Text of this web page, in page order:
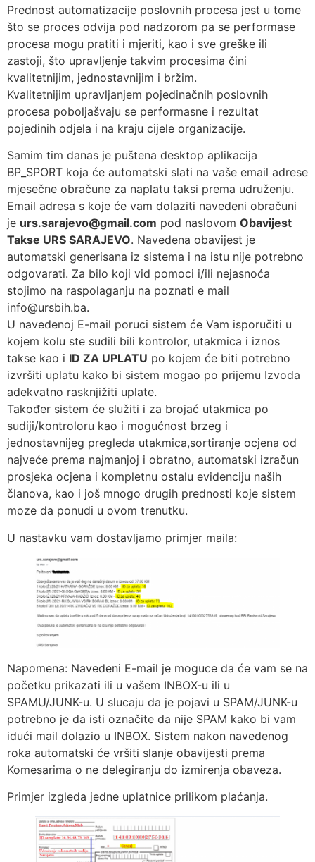
Prednost automatizacije poslovnih procesa jest u tome
što se proces odvija pod nadzorom pa se performase
procesa mogu pratiti i mjeriti, kao i sve greške ili
zastoji, što upravljenje takvim procesima čini
kvalitetnijim, jednostavnijim i bržim.
Kvalitetnijim upravljanjem pojedinačnih poslovnih
procesa poboljašvaju se performasne i rezultat
pojedinih odjela i na kraju cijele organizacije.
Samim tim danas je puštena desktop aplikacija
BP_SPORT koja će automatski slati na vaše email adrese
mjesečne obračune za naplatu taksi prema udruženju.
Email adresa s koje će vam dolaziti navedeni obračuni
je urs.sarajevo@gmail.com pod naslovom Obavijest
Takse URS SARAJEVO. Navedena obavijest je
automatski generisana iz sistema i na istu nije potrebno
odgovarati. Za bilo koji vid pomoci i/ili nejasnoća
stojimo na raspolaganju na poznati e mail
info@ursbih.ba.
U navedenoj E-mail poruci sistem će Vam isporučiti u
kojem kolu ste sudili bili kontrolor, utakmica i iznos
takse kao i ID ZA UPLATU po kojem će biti potrebno
izvršiti uplatu kako bi sistem mogao po prijemu Izvoda
adekvatno rasknjižiti uplate.
Također sistem će služiti i za brojać utakmica po
sudiji/kontroloru kao i mogućnost brzeg i
jednostavnijeg pregleda utakmica,sortiranje ocjena od
najveće prema najmanjoj i obratno, automatski izračun
prosjeka ocjena i kompletnu ostalu evidenciju naših
članova, kao i još mnogo drugih prednosti koje sistem
moze da ponudi u ovom trenutku.
U nastavku vam dostavljamo primjer maila:
Napomena: Navedeni E-mail je moguce da će vam se na
početku prikazati ili u vašem INBOX-u ili u
SPAMU/JUNK-u. U slucaju da je pojavi u SPAM/JUNK-u
potrebno je da isti označite da nije SPAM kako bi vam
idući mail dolazio u INBOX. Sistem nakon navedenog
roka automatski će vršiti slanje obavijesti prema
Komesarima o ne delegiranju do izmirenja obaveza.
Primjer izgleda jedne uplatnice prilikom plaćanja.